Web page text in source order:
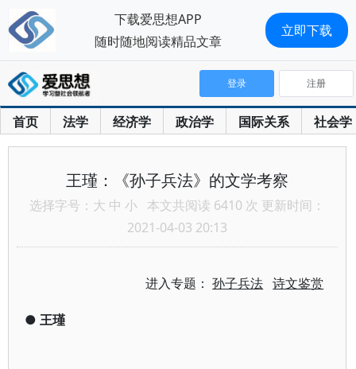
首页 法学 经济学 政治学 国际关系 社会学
登录 注册
王瑾：《孙子兵法》的文学考察
选择字号： 大 中 小 本文共阅读 6410 次 更新时间：
2021-04-03 20:13
进入专题：孙子兵法 诗文鉴赏
● 王瑾
下载爱思想APP
随时随地阅读精品文章
立即下载